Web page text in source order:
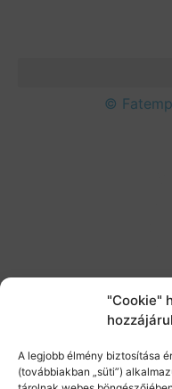
"Cookie"
A legjobb élmény biztosítása
(továbbiakban „süti”)
©